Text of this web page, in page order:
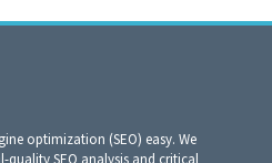
optimization (SEO) easy. We
SEO analysis and critical